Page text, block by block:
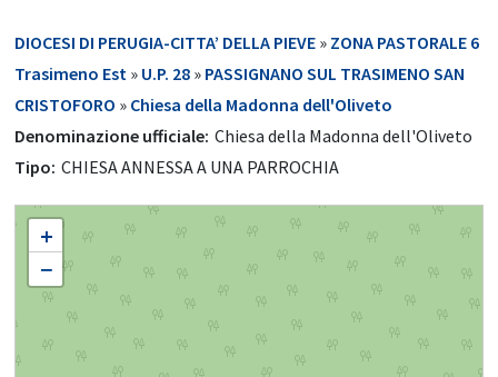
DIOCESI DI PERUGIA-CITTA’ DELLA PIEVE » ZONA PASTORALE 6
Trasimeno Est » U.P. 28 » PASSIGNANO SUL TRASIMENO SAN
CRISTOFORO » Chiesa della Madonna dell'Oliveto
Denominazione ufficiale: Chiesa della Madonna dell'Oliveto
Tipo: CHIESA ANNESSA A UNA PARROCHIA
Chiesa della Madonna dell'Oliveto
+
−